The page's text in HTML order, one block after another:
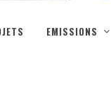
EMISSIONS